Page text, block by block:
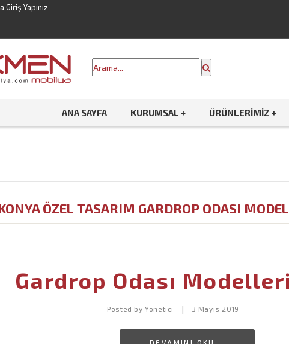
Giriş Yapınız
ANA SAYFA KURUMSAL + ÜRÜNLERIMIZ +
ÖZEL TASARIM GARDROP ODASI
Gardrop Odası
Posted byYönetici | 3 Mayıs 2019
DEVAMINI OKU...